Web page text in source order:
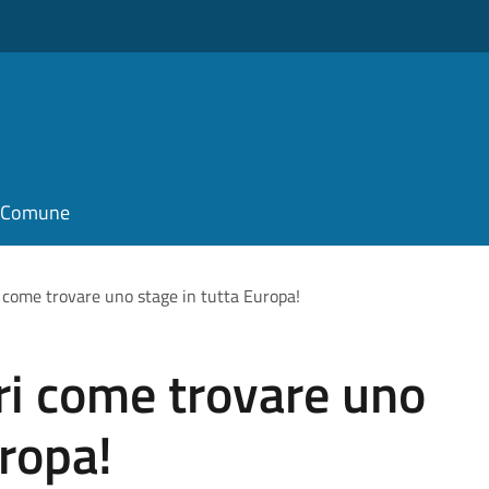
trovare uno stage in tutta Europa!
come trovare uno